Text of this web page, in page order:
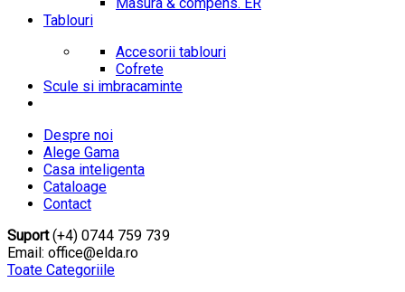
Tablouri
Accesorii tablouri
Cofrete
Scule si imbracaminte
Despre noi
Alege Gama
Casa inteligenta
Cataloage
Contact
Suport(+4) 0744 759 739
Email: office@elda.ro
Toate Categoriile